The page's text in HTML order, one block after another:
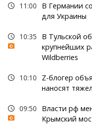
11:00
В Германии
для Украины
10:35
В Тульской
крупнейших
Wildberries
10:10
Z-блогер
наносят
09:50
Власти рф
Крымский